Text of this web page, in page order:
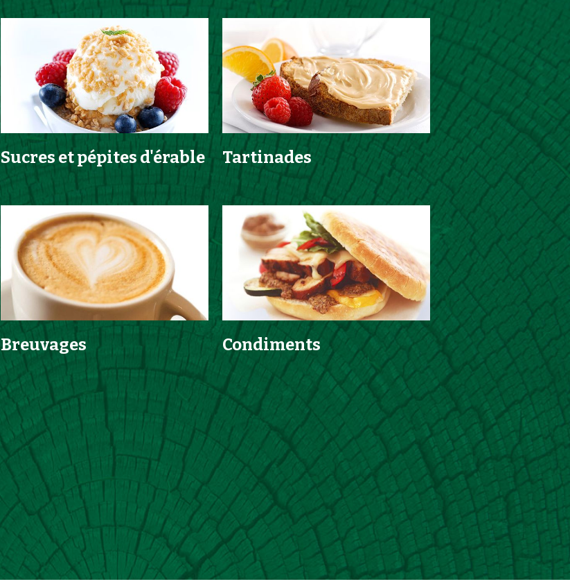
Sucres et pépites d'érable Tartinades
Breuvages Condiments